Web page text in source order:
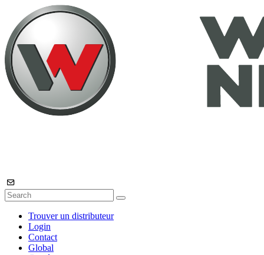
Trouver un distributeur
Login
Contact
Global